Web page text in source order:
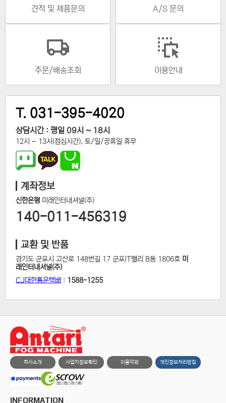
견적 및 제품문의 A/S 문의
주문/배송조회 이용안내
T. 031-395-4020
상담시간 : 평일 09시 ~ 18시
12시 ~ 13시(점심시간), 토/일/공휴일 휴무
계좌정보
신한은행 미래인터내셔널(주)
140-011-456319
교환 및 반품
경기도 군포시 고산로 148번길 17 군포IT밸리 B동 1806호 미
래인터내셔널(주)
CJ대한통운택배 : 1588-1255
회사소개 사업자정보확인 이용약관 개인정보처리방침
INFORMATION